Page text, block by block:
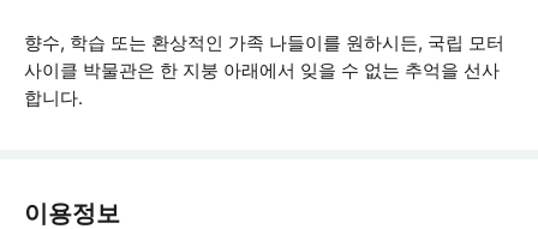
향수, 학습 또는 환상적인 가족 나들이를 원하시든, 국립 모터
사이클 박물관은 한 지붕 아래에서 잊을 수 없는 추억을 선사
합니다.
이용정보